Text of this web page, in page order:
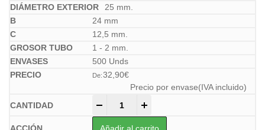
25 mm.
24 mm
12,5 mm.
1 - 2 mm.
500 Unds
De:32,90€
Precio por envase(IVA incluido)